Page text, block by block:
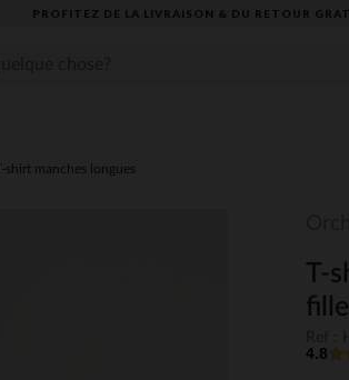
PROFITEZ DE LA LIVRAISON & DU RETOUR
T-shirt manches longues
T-
fille
4.8